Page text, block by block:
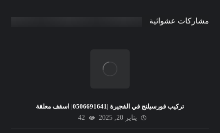
مشاركات عشوائية
تركيب فورسيلنج في الفجيرة |0506691641| اسقف معلقة
يناير 20, 2025
42